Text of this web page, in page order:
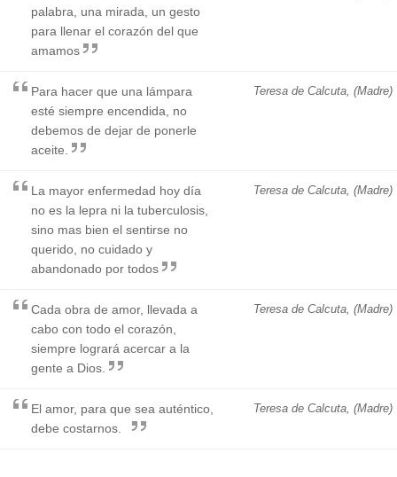
palabra, una mirada, un gesto
para llenar el corazón del que
amamos
Teresa de Calcuta, (Madre)
Para hacer que una lámpara
esté siempre encendida, no
debemos de dejar de ponerle
aceite.
Teresa de Calcuta, (Madre)
La mayor enfermedad hoy día
no es la lepra ni la tuberculosis,
sino mas bien el sentirse no
querido, no cuidado y
abandonado por todos
Teresa de Calcuta, (Madre)
Cada obra de amor, llevada a
cabo con todo el corazón,
siempre logrará acercar a la
gente a Dios.
Teresa de Calcuta, (Madre)
El amor, para que sea auténtico,
debe costarnos.